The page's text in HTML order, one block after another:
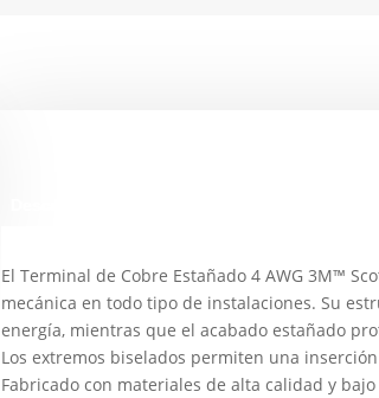
El Terminal de Cobre Estañado 4 AWG 3M™
mecánica en todo tipo de instalaciones. Su
energía, mientras que el acabado estañado
Los extremos biselados permiten una
Fabricado con materiales de alta calidad y